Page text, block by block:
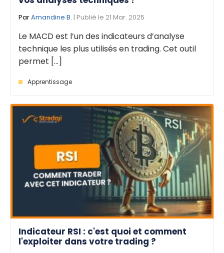
ParAmandine B. | Publié le 21 Mar. 2025
Le MACD est l’un des indicateurs d’analyse
technique les plus utilisés en trading. Cet outil
permet [...]
Apprentissage
Indicateur RSI : c'est quoi et comment
l'exploiter dans votre trading ?